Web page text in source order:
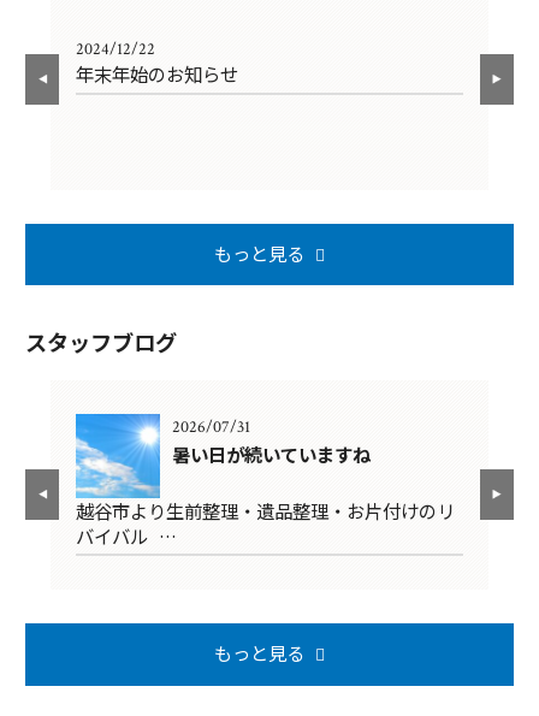
2024/12/22
年末年始のお知らせ
もっと見る
スタッフブログ
2026/07/31
暑い日が続いていますね
越谷市より生前整理・遺品整理・お片付けのリ
バイバル …
もっと見る